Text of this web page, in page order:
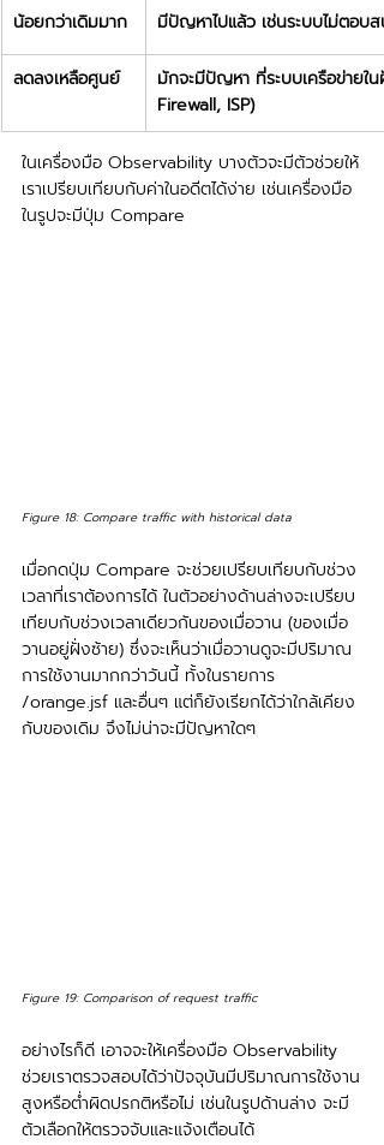
​น้อยกว่าเดิมมาก
มีปัญหาไปแล้ว เช่นระบบไม่ตอบส
​ลดลงเหลือศูนย์
มักจะมีปัญหา ที่ระบบเครือข่ายใน
Firewall, ISP)
ในเครื่องมือ Observability บางตัวจะมีตัวช่วยให้
เราเปรียบเทียบกับค่าในอดีตได้ง่าย เช่นเครื่องมือ
ในรูปจะมีปุ่ม Compare
Figure 18: Compare traffic with historical data
เมื่อกดปุ่ม Compare จะช่วยเปรียบเทียบกับช่วง
เวลาที่เราต้องการได้ ในตัวอย่างด้านล่างจะเปรียบ
เทียบกับช่วงเวลาเดียวกันของเมื่อวาน (ของเมื่อ
วานอยู่ฝั่งซ้าย) ซึ่งจะเห็นว่าเมื่อวานดูจะมีปริมาณ
การใช้งานมากกว่าวันนี้ ทั้งในรายการ
/orange.jsf และอื่นๆ แต่ก็ยังเรียกได้ว่าใกล้เคียง
กับของเดิม จึงไม่น่าจะมีปัญหาใดๆ
Figure 19: Comparison of request traffic
อย่างไรก็ดี เอาจจะให้เครื่องมือ Observability
ช่วยเราตรวจสอบได้ว่าปัจจุบันมีปริมาณการใช้งาน
สูงหรือต่ำผิดปรกติหรือไม่ เช่นในรูปด้านล่าง จะมี
ตัวเลือกให้ตรวจจับและแจ้งเตือนได้